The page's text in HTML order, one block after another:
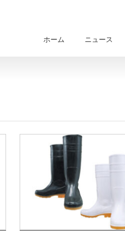
ホーム ニュース